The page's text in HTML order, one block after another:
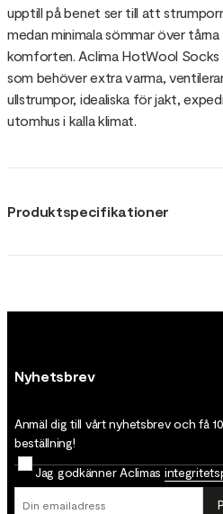
upptill på benet ser till att
medan minimala sömmar över
komforten. Aclima HotWool
som behöver extra varma,
ullstrumpor, idealiska för jakt,
utomhus i kalla klimat.
Produktspecifikationer
Nyhetsbrev
Anmäl dig till vårt nyhetsbrev och få
beställning!
Jag godkänner Aclimas